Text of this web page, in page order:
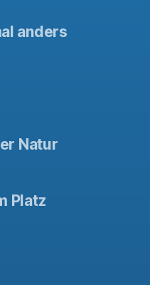
anders
Natur
Platz